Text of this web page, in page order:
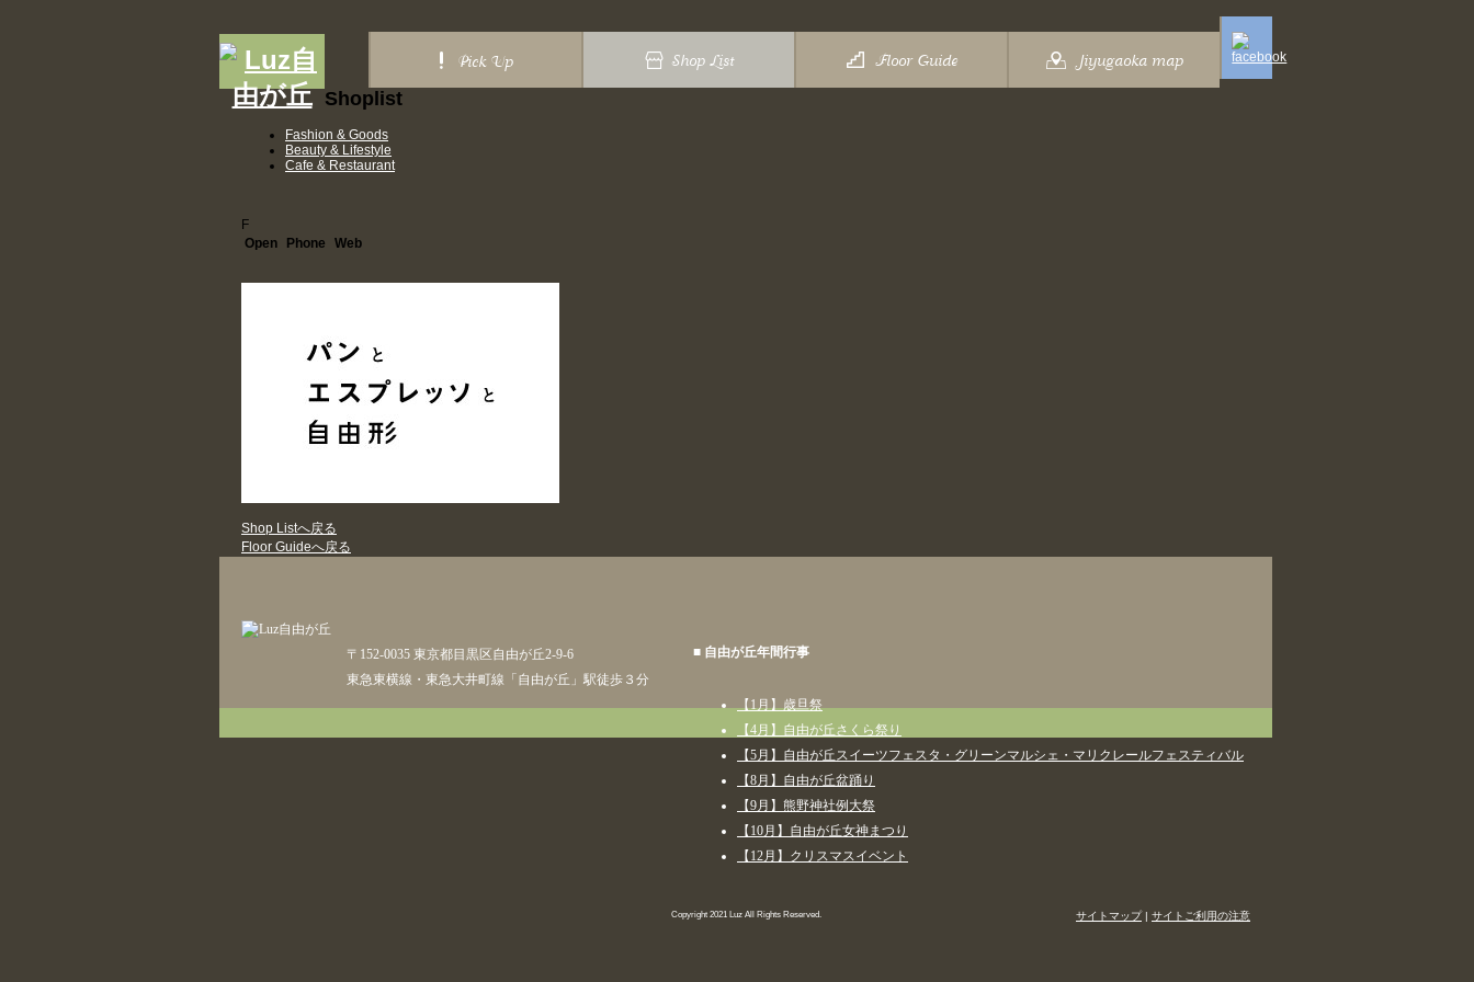
Pick Up Shop List Floor Guide Jiyugaoka map
Shoplist
Fashion & Goods
Beauty & Lifestyle
Cafe & Restaurant
F
Open
Phone Web
Shop Listへ戻る
Floor Guideへ戻る
〒152-0035 東京都目黒区自由が丘2-9-6
東急東横線・東急大井町線「自由が丘」駅徒歩３分
■ 自由が丘年間行事
【1月】歳旦祭
【4月】自由が丘さくら祭り
【5月】自由が丘スイーツフェスタ・グリーンマルシェ・マリクレールフェスティバル
【8月】自由が丘盆踊り
【9月】熊野神社例大祭
【10月】自由が丘女神まつり
【12月】クリスマスイベント
Copyright 2021 Luz All Rights Reserved. サイトマップ| サイトご利用の注意